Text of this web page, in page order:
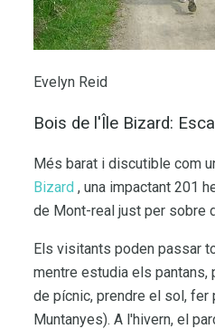
Evelyn Reid
Bois de l'Île Bizard:
Més barat i discutible com
Bizard , una impactant 201
de Mont-real just per sobre
Els visitants poden passar
mentre estudia els pantans,
de pícnic, prendre el sol, fer
Muntanyes). A l'hivern, el